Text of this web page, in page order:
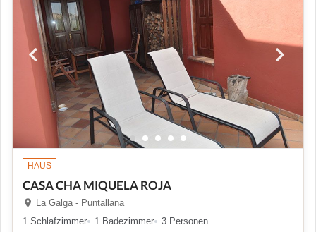
HAUS
CASA CHA MIQUELA ROJA
La Galga - Puntallana
1 Schlafzimmer
1 Badezimmer
3 Personen